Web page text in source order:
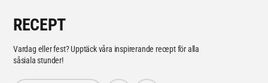
RECEPT
Vardag eller fest? Upptäck våra inspirerande recept för alla
såsiala stunder!